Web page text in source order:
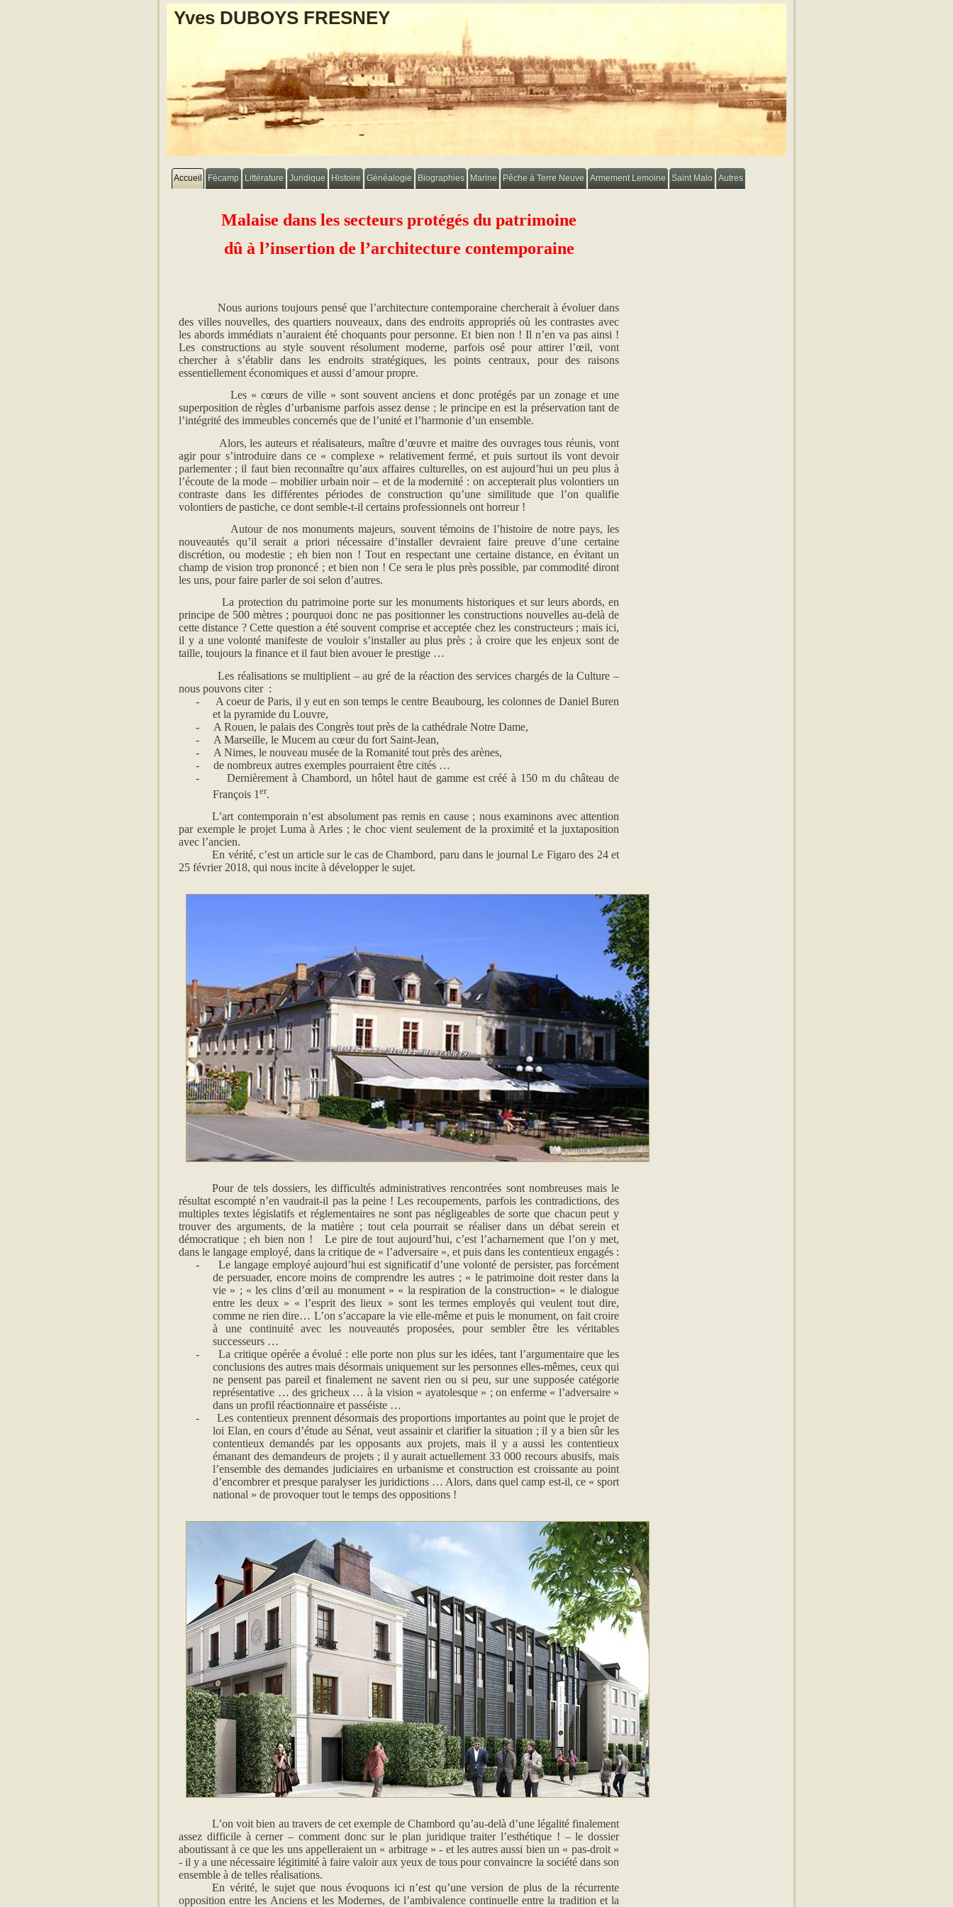
Yves DUBOYS FRESNEY
Accueil Fécamp Littérature Juridique Histoire Généalogie Biographies Marine Pêche à Terre Neuve Armement Lemoine Saint Malo Autres
Malaise dans les secteurs protégés du patrimoine
dû à l’insertion de l’architecture contemporaine
Nous aurions toujours pensé que l’architecture contemporaine chercherait à évoluer dans
des villes nouvelles, des quartiers nouveaux, dans des endroits appropriés où les contrastes avec
les abords immédiats n’auraient été choquants pour personne. Et bien non ! Il n’en va pas ainsi !
Les constructions au style souvent résolument moderne, parfois osé pour attirer l’œil, vont
chercher à s’établir dans les endroits stratégiques, les points centraux, pour des raisons
essentiellement économiques et aussi d’amour propre.
Les « cœurs de ville » sont souvent anciens et donc protégés par un zonage et une
superposition de règles d’urbanisme parfois assez dense ; le principe en est la préservation tant de
l’intégrité des immeubles concernés que de l’unité et l’harmonie d’un ensemble.
Alors, les auteurs et réalisateurs, maître d’œuvre et maitre des ouvrages tous réunis, vont
agir pour s’introduire dans ce « complexe » relativement fermé, et puis surtout ils vont devoir
parlementer ; il faut bien reconnaître qu’aux affaires culturelles, on est aujourd’hui un peu plus à
l’écoute de la mode – mobilier urbain noir – et de la modernité : on accepterait plus volontiers un
contraste dans les différentes périodes de construction qu’une similitude que l’on qualifie
volontiers de pastiche, ce dont semble-t-il certains professionnels ont horreur !
Autour de nos monuments majeurs, souvent témoins de l’histoire de notre pays, les
nouveautés qu’il serait a priori nécessaire d’installer devraient faire preuve d’une certaine
discrétion, ou modestie ; eh bien non ! Tout en respectant une certaine distance, en évitant un
champ de vision trop prononcé ; et bien non ! Ce sera le plus près possible, par commodité diront
les uns, pour faire parler de soi selon d’autres.
La protection du patrimoine porte sur les monuments historiques et sur leurs abords, en
principe de 500 mètres ; pourquoi donc ne pas positionner les constructions nouvelles au-delà de
cette distance ? Cette question a été souvent comprise et acceptée chez les constructeurs ; mais ici,
il y a une volonté manifeste de vouloir s’installer au plus près ; à croire que les enjeux sont de
taille, toujours la finance et il faut bien avouer le prestige …
Les réalisations se multiplient – au gré de la réaction des services chargés de la Culture –
nous pouvons citer :
-
A coeur de Paris, il y eut en son temps le centre Beaubourg, les colonnes de Daniel Buren
et la pyramide du Louvre,
-
A Rouen, le palais des Congrès tout près de la cathédrale Notre Dame,
-
A Marseille, le Mucem au cœur du fort Saint-Jean,
-
A Nimes, le nouveau musée de la Romanité tout près des arènes,
-
de nombreux autres exemples pourraient être cités …
-
Dernièrement à Chambord, un hôtel haut de gamme est créé à 150 m du château de
François 1 er.
L’art contemporain n’est absolument pas remis en cause ; nous examinons avec attention
par exemple le projet Luma à Arles ; le choc vient seulement de la proximité et la juxtaposition
avec l’ancien.
En vérité, c’est un article sur le cas de Chambord, paru dans le journal Le Figaro des 24 et
25 février 2018, qui nous incite à développer le sujet.
Pour de tels dossiers, les difficultés administratives rencontrées sont nombreuses mais le
résultat escompté n’en vaudrait-il pas la peine ! Les recoupements, parfois les contradictions, des
multiples textes législatifs et réglementaires ne sont pas négligeables de sorte que chacun peut y
trouver des arguments, de la matière ; tout cela pourrait se réaliser dans un débat serein et
démocratique ; eh bien non ! Le pire de tout aujourd’hui, c’est l’acharnement que l’on y met,
dans le langage employé, dans la critique de « l’adversaire », et puis dans les contentieux engagés :
-
Le langage employé aujourd’hui est significatif d’une volonté de persister, pas forcément
de persuader, encore moins de comprendre les autres ; « le patrimoine doit rester dans la
vie » ; « les clins d’œil au monument » « la respiration de la construction» « le dialogue
entre les deux » « l’esprit des lieux » sont les termes employés qui veulent tout dire,
comme ne rien dire… L’on s’accapare la vie elle-même et puis le monument, on fait croire
à une continuité avec les nouveautés proposées, pour sembler être les véritables
successeurs …
-
La critique opérée a évolué : elle porte non plus sur les idées, tant l’argumentaire que les
conclusions des autres mais désormais uniquement sur les personnes elles-mêmes, ceux qui
ne pensent pas pareil et finalement ne savent rien ou si peu, sur une supposée catégorie
représentative … des gricheux … à la vision « ayatolesque » ; on enferme « l’adversaire »
dans un profil réactionnaire et passéiste …
-
Les contentieux prennent désormais des proportions importantes au point que le projet de
loi Elan, en cours d’étude au Sénat, veut assainir et clarifier la situation ; il y a bien sûr les
contentieux demandés par les opposants aux projets, mais il y a aussi les contentieux
émanant des demandeurs de projets ; il y aurait actuellement 33 000 recours abusifs, mais
l’ensemble des demandes judiciaires en urbanisme et construction est croissante au point
d’encombrer et presque paralyser les juridictions … Alors, dans quel camp est-il, ce « sport
national » de provoquer tout le temps des oppositions !
L’on voit bien au travers de cet exemple de Chambord qu’au-delà d’une légalité finalement
assez difficile à cerner – comment donc sur le plan juridique traiter l’esthétique ! – le dossier
aboutissant à ce que les uns appelleraient un « arbitrage » - et les autres aussi bien un « pas-droit »
- il y a une nécessaire légitimité à faire valoir aux yeux de tous pour convaincre la société dans son
ensemble à de telles réalisations.
En vérité, le sujet que nous évoquons ici n’est qu’une version de plus de la récurrente
opposition entre les Anciens et les Modernes, de l’ambivalence continuelle entre la tradition et la